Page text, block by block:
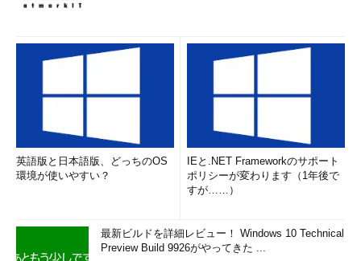
英語版と日本語版、どっちのOS
環境が使いやすい？
IEと.NET Frameworkのサポート
ポリシーが変わります（1年後で
すが……）
最新ビルドを詳細レビュー！ Windows 10 Technical
Preview Build 9926がやってきた ...